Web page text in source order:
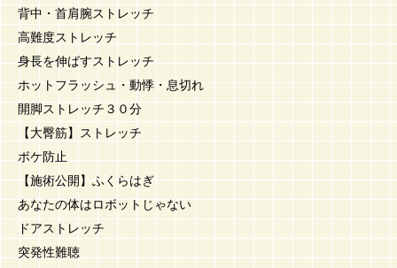
背中・首肩腕ストレッチ
高難度ストレッチ
身長を伸ばすストレッチ
ホットフラッシュ・動悸・息切れ
開脚ストレッチ３０分
【大臀筋】ストレッチ
ボケ防止
【施術公開】ふくらはぎ
あなたの体はロボットじゃない
ドアストレッチ
突発性難聴